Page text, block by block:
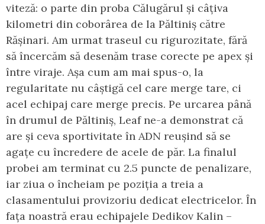
viteză: o parte din proba Călugărul și câțiva
kilometri din coborârea de la Păltiniș către
Rășinari. Am urmat traseul cu rigurozitate, fără
să încercăm să desenăm trase corecte pe apex și
între viraje. Așa cum am mai spus-o, la
regularitate nu câștigă cel care merge tare, ci
acel echipaj care merge precis. Pe urcarea până
în drumul de Păltiniș, Leaf ne-a demonstrat că
are și ceva sportivitate în ADN reușind să se
agațe cu încredere de acele de păr. La finalul
probei am terminat cu 2.5 puncte de penalizare,
iar ziua o încheiam pe poziția a treia a
clasamentului provizoriu dedicat electricelor. În
fața noastră erau echipajele Dedikov Kalin –